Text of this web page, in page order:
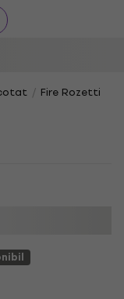
Fire Rozetti